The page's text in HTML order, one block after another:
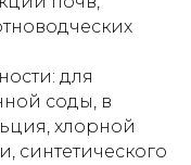
для
соды, в
хлорной
синтетического